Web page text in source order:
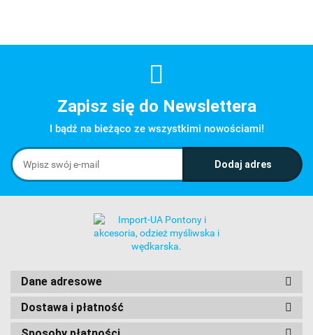
Zapisz się do Newslettera
I bądź na bieżąco ze wszystkimi nowościami!
Dane adresowe
Dostawa i płatność